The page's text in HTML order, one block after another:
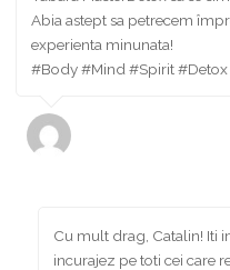
Abia astept sa petrecem
experienta minunata!
#Body #Mind #Spirit #Detox
Cu mult drag, Catalin! Iti
incurajez pe toti cei care